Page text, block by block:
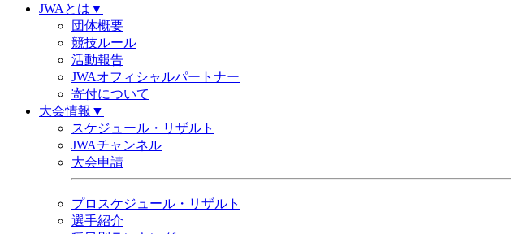
JWAとは▼
団体概要
競技ルール
活動報告
JWAオフィシャルパートナー
寄付について
大会情報▼
スケジュール・リザルト
JWAチャンネル
大会申請
プロスケジュール・リザルト
選手紹介